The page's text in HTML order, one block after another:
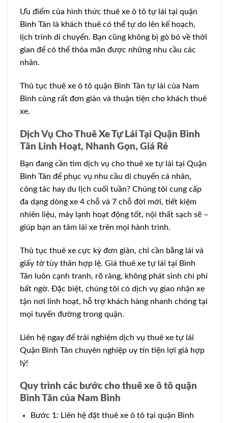
Ưu điểm của hình thức thuê xe ô tô tự lái tại quận
Bình Tân là khách thuê có thể tự do lên kế hoạch,
lịch trình di chuyển. Bạn cũng không bị gò bó về thời
gian để có thể thỏa mãn được những nhu cầu các
nhân.
Thủ tục thuê xe ô tô quận Bình Tân tự lái của Nam
Bình củng rất đơn giản và thuận tiện cho khách thuê
xe.
Dịch Vụ Cho Thuê Xe Tự Lái Tại Quận Bình
Tân Linh Hoạt, Nhanh Gọn, Giá Rẻ
Bạn đang cần tìm dịch vụ cho thuê xe tự lái tại Quận
Bình Tân để phục vụ nhu cầu di chuyển cá nhân,
công tác hay du lịch cuối tuần? Chúng tôi cung cấp
đa dạng dòng xe 4 chỗ và 7 chỗ đời mới, tiết kiệm
nhiên liệu, máy lạnh hoạt động tốt, nội thất sạch sẽ –
giúp bạn an tâm lái xe trên mọi hành trình.
Thủ tục thuê xe cực kỳ đơn giản, chỉ cần bằng lái và
giấy tờ tùy thân hợp lệ. Giá thuê xe tự lái tại Bình
Tân luôn cạnh tranh, rõ ràng, không phát sinh chi phí
bất ngờ. Đặc biệt, chúng tôi có dịch vụ giao nhận xe
tận nơi linh hoạt, hỗ trợ khách hàng nhanh chóng tại
mọi tuyến đường trong quận.
Liên hệ ngay để trải nghiệm dịch vụ thuê xe tự lái
Quận Bình Tân chuyên nghiệp uy tín tiện lợi giá hợp
lý!
Quy trình các bước cho thuê xe ô tô quận
Bình Tân của Nam Bình
Bước 1: Liên hệ đặt thuê xe ô tô tại quận Bình